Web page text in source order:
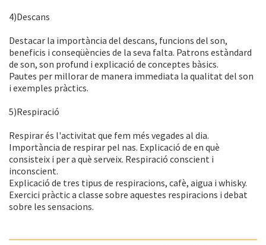
4)Descans
Destacar la importància del descans, funcions del son,
beneficis i conseqüències de la seva falta. Patrons estàndard
de son, son profund i explicació de conceptes bàsics.
Pautes per millorar de manera immediata la qualitat del son
i exemples pràctics.
5)Respiració
Respirar és l'activitat que fem més vegades al dia.
Importància de respirar pel nas. Explicació de en què
consisteix i per a què serveix. Respiració conscient i
inconscient.
Explicació de tres tipus de respiracions, cafè, aigua i whisky.
Exercici pràctic a classe sobre aquestes respiracions i debat
sobre les sensacions.